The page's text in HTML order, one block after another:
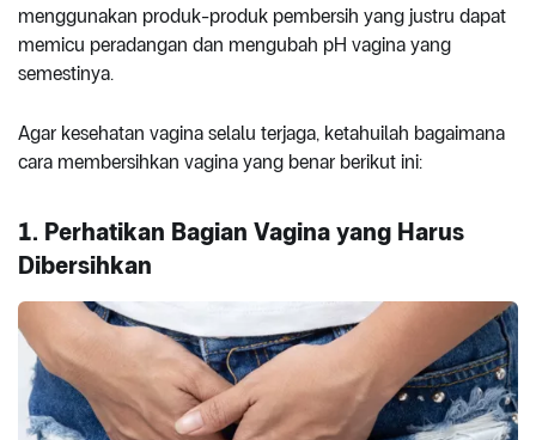
menggunakan produk-produk pembersih yang justru dapat
memicu peradangan dan mengubah pH vagina yang
semestinya.
Agar kesehatan vagina selalu terjaga, ketahuilah bagaimana
cara membersihkan vagina yang benar berikut ini:
1. Perhatikan Bagian Vagina yang Harus
Dibersihkan